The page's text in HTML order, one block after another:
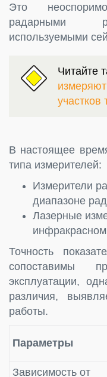
Это
радарными
используемыми
Читайте
участков
В настоящее
типа измерителей:
Измерители
диапазоне
Лазерные
Точность
сопоставимы
эксплуатации,
различия,
работы.
Параметры
Зависимость от